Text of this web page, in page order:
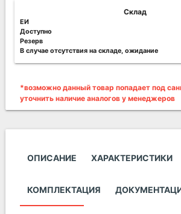
Склад
ЕИ
Доступно
Резерв
В случае отсутствия на складе, ожидание
*возможно данный товар попадает под
уточнить наличие аналогов у менеджеров
ОПИСАНИЕ ХАРАКТЕРИСТИКИ
КОМПЛЕКТАЦИЯ